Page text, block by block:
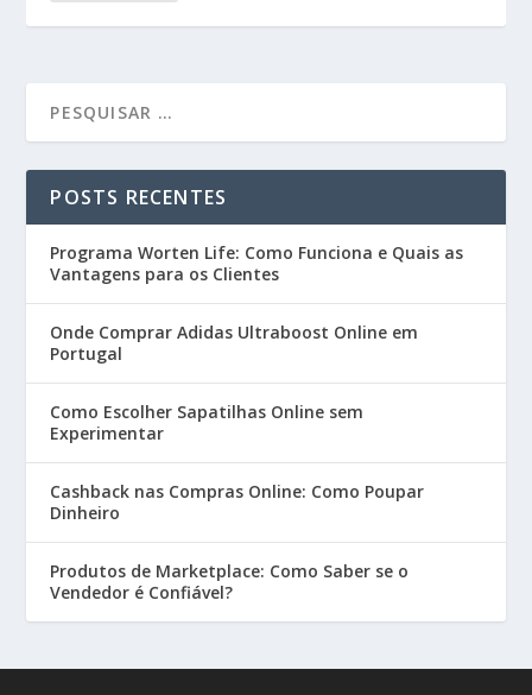
POSTS RECENTES
Programa Worten Life: Como Funciona e Quais as
Vantagens para os Clientes
Onde Comprar Adidas Ultraboost Online em
Portugal
Como Escolher Sapatilhas Online sem
Experimentar
Cashback nas Compras Online: Como Poupar
Dinheiro
Produtos de Marketplace: Como Saber se o
Vendedor é Confiável?